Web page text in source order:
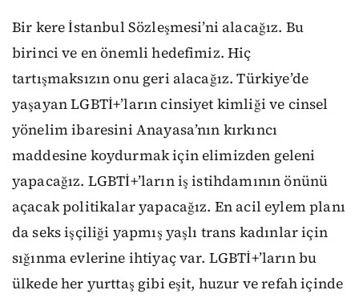
Bir kere İstanbul Sözleşmesi’ni alacağız. Bu
birinci ve en önemli hedefimiz. Hiç
tartışmaksızın onu geri alacağız. Türkiye’de
yaşayan LGBTİ+’ların cinsiyet kimliği ve cinsel
yönelim ibaresini Anayasa’nın kırkıncı
maddesine koydurmak için elimizden geleni
yapacağız. LGBTİ+’ların iş istihdamının önünü
açacak politikalar yapacağız. En acil eylem planı
da seks işçiliği yapmış yaşlı trans kadınlar için
sığınma evlerine ihtiyaç var. LGBTİ+’ların bu
ülkede her yurttaş gibi eşit, huzur ve refah içinde